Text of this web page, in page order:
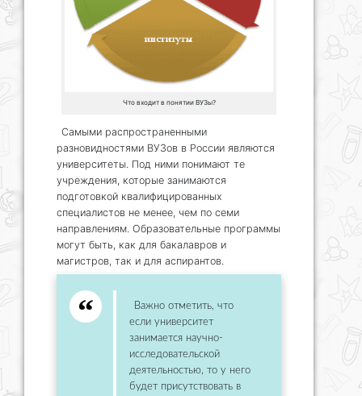
Что входит в понятии ВУЗы?
Самыми распространенными
разновидностями ВУЗов в России являются
университеты. Под ними понимают те
учреждения, которые занимаются
подготовкой квалифицированных
специалистов не менее, чем по семи
направлениям. Образовательные программы
могут быть, как для бакалавров и
магистров, так и для аспирантов.
Важно отметить, что
если университет
занимается научно-
исследовательской
деятельностью, то у него
будет присутствовать в